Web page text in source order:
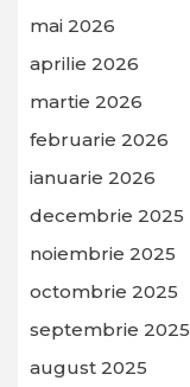
mai 2026
aprilie 2026
martie 2026
februarie 2026
ianuarie 2026
decembrie 2025
noiembrie 2025
octombrie 2025
septembrie 2025
august 2025